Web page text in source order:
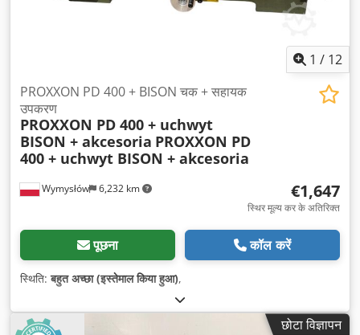
1 / 12
Wymysłów 6,232 km
PROXXON PD 400 + BISON चक + सहायक
उपकरण
PROXXON PD 400 + uchwyt
BISON + akcesoria PROXXON PD
400 + uchwyt BISON + akcesoria
€1,647
स्थिर मूल्य कर के अतिरिक्त
पूछना कॉल करें
स्थिति:बहुत अच्छा (इस्तेमाल किया हुआ),
छोटा विज्ञापन